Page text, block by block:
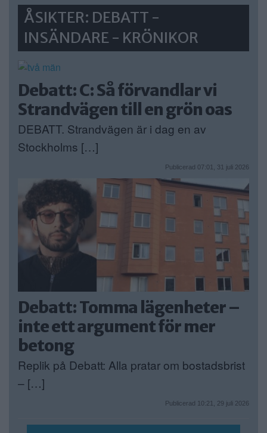
ÅSIKTER: DEBATT -
INSÄNDARE - KRÖNIKOR
Debatt: C: Så förvandlar vi
Strandvägen till en grön oas
DEBATT. Strandvägen är i dag en av
Stockholms […]
Publicerad 07:01, 31 juli 2026
Debatt: Tomma lägenheter –
inte ett argument för mer
betong
Replik på Debatt: Alla pratar om bostadsbrist
– […]
Publicerad 10:21, 29 juli 2026